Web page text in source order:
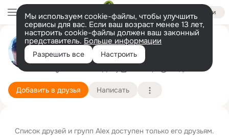
Войти
Мы используем cookie-файлы, чтобы улучшить
сервисы для вас. Если ваш возраст менее 13 лет,
настроить cookie-файлы должен ваш законный
представитель. Больше информации
Разрешить все Настроить
Аlex Sch
дедушка!!!
Подробнее
Добавить в друзья Написать
Список друзей и групп Аlex доступен только его друзьям.